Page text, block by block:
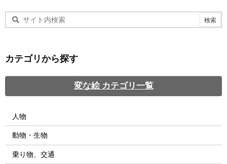
カテゴリから探す
変な絵 カテゴリ一覧
人物
動物・生物
乗り物、交通